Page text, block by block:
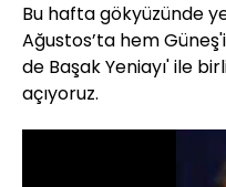
Bu hafta gökyüzünde
Ağustos’ta hem
de Başak Yeniayı' ile
açıyoruz.